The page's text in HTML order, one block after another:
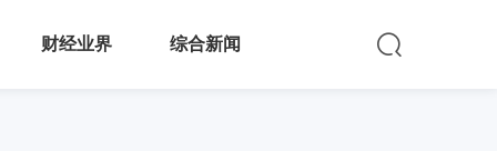
财经业界 综合新闻